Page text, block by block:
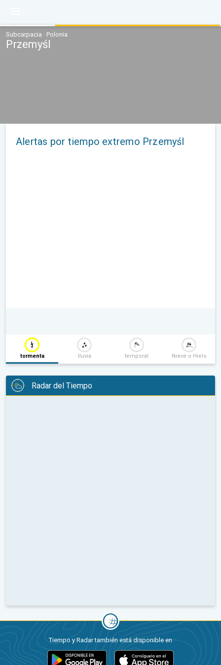
Subcarpacia · Polonia
Przemyśl
Alertas por tiempo extremo Przemyśl
tormenta lluvia temporal Nieve o Hielo
Radar del Tiempo
Tiempo y Radar también está disponible en